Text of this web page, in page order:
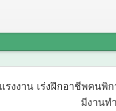
งงาน เร่งฝึกอาชีพคนพิก
มีงานทำ